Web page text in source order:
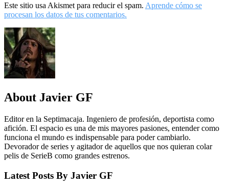
Este sitio usa Akismet para reducir el spam. Aprende cómo se
procesan los datos de tus comentarios.
About Javier GF
Editor en la Septimacaja. Ingeniero de profesión, deportista como
afición. El espacio es una de mis mayores pasiones, entender como
funciona el mundo es indispensable para poder cambiarlo.
Devorador de series y agitador de aquellos que nos quieran colar
pelis de SerieB como grandes estrenos.
Latest Posts By Javier GF